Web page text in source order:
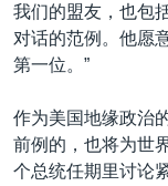
我们的盟友，也包
对话的范例。他愿
第一位。”
作为美国地缘政治
前例的，也将为世
个总统任期里讨论